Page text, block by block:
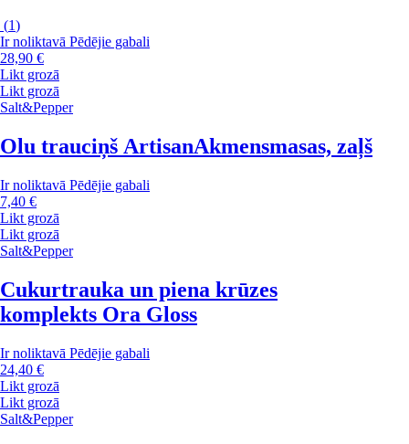
(1)
Ir noliktavā Pēdējie gabali
28,90 €
Likt grozā
Likt grozā
Salt&Pepper
Olu trauciņš ArtisanAkmensmasas, zaļš
Ir noliktavā Pēdējie gabali
7,40 €
Likt grozā
Likt grozā
Salt&Pepper
Cukurtrauka un piena krūzes
komplekts Ora Gloss
Ir noliktavā Pēdējie gabali
24,40 €
Likt grozā
Likt grozā
Salt&Pepper